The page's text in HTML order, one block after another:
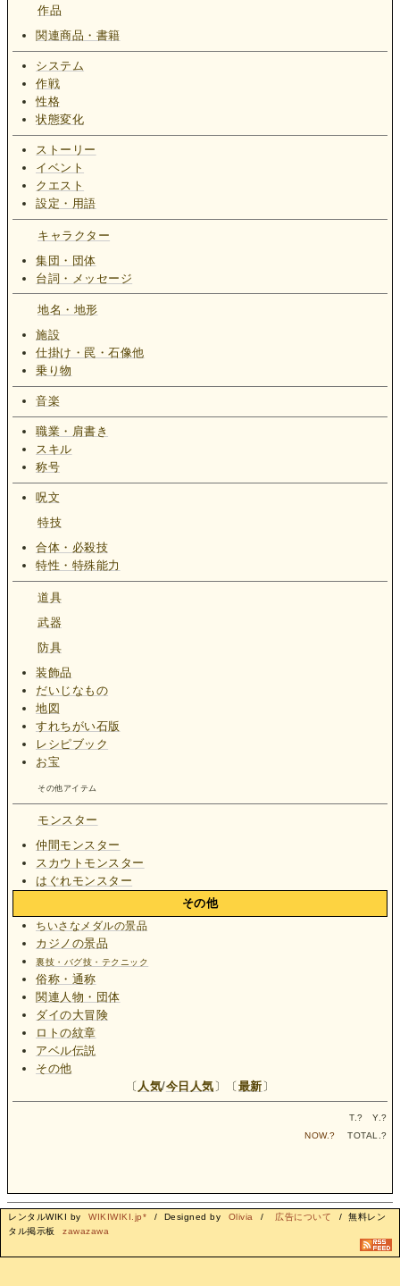
作品
関連商品・書籍
システム
作戦
性格
状態変化
ストーリー
イベント
クエスト
設定・用語
キャラクター
集団・団体
台詞・メッセージ
地名・地形
施設
仕掛け・罠・石像他
乗り物
音楽
職業・肩書き
スキル
称号
呪文
特技
合体・必殺技
特性・特殊能力
道具
武器
防具
装飾品
だいじなもの
地図
すれちがい石版
レシピブック
お宝
その他アイテム
モンスター
仲間モンスター
スカウトモンスター
はぐれモンスター
その他
ちいさなメダルの景品
カジノの景品
裏技・バグ技・テクニック
俗称・通称
関連人物・団体
ダイの大冒険
ロトの紋章
アベル伝説
その他
〔 人気/今日人気 〕〔 最新 〕
T.? Y.?
NOW.? TOTAL.?
レンタルWIKI by WIKIWIKI.jp* / Designed by Olivia / 広告について
/ 無料レン
タル掲示板
zawazawa